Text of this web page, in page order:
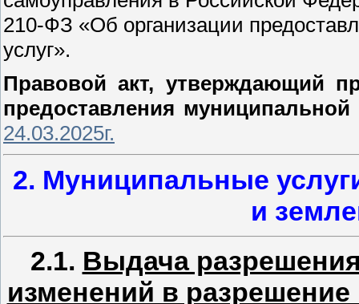
210-ФЗ «Об организации
услуг».
Правовой акт, утверждающий
предоставления
24.03.2025г.
2. Муниципальные
и
2.1. Выдача
изменений в